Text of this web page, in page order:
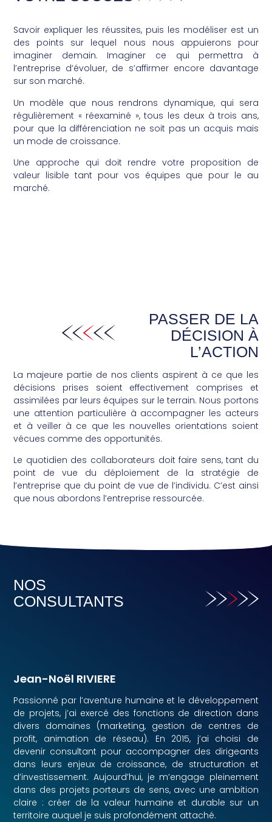
Savoir expliquer les réussites, puis les modéliser est un
des points sur lequel nous nous appuierons pour
imaginer demain. Imaginer ce qui permettra à
l’entreprise d’évoluer, de s’affirmer encore davantage
sur son marché.
Un modèle que nous rendrons dynamique, qui sera
régulièrement « réexaminé », tous les deux à trois ans,
pour que la différenciation ne soit pas un acquis mais
un mode de croissance.
Une approche qui doit rendre votre proposition de
valeur lisible tant pour vos équipes que pour le au
marché.
PASSER DE LA
DÉCISION À
L’ACTION
La majeure partie de nos clients aspirent à ce que les
décisions prises soient effectivement comprises et
assimilées par leurs équipes sur le terrain. Nous portons
une attention particulière à accompagner les acteurs
et à veiller à ce que les nouvelles orientations soient
vécues comme des opportunités.
Le quotidien des collaborateurs doit faire sens, tant du
point de vue du déploiement de la stratégie de
l’entreprise que du point de vue de l’individu. C’est ainsi
que nous abordons l’entreprise ressourcée.
NOS
CONSULTANTS
Jean-Noël RIVIERE
Passionné par l’aventure humaine et le développement
de projets, j’ai exercé des fonctions de direction dans
divers domaines (marketing, gestion de centres de
profit, animation de réseau). En 2015, j’ai choisi de
devenir consultant pour accompagner des dirigeants
dans leurs enjeux de croissance, de structuration et
d’investissement. Aujourd’hui, je m’engage pleinement
dans des projets porteurs de sens, avec une ambition
claire : créer de la valeur humaine et durable sur un
territoire auquel je suis profondément attaché.